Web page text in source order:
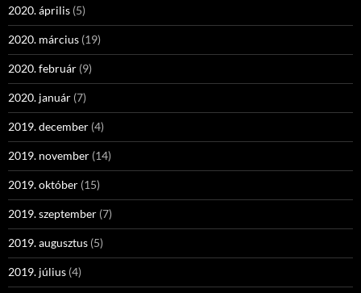
2020. április (5)
2020. március (19)
2020. február (9)
2020. január (7)
2019. december (4)
2019. november (14)
2019. október (15)
2019. szeptember (7)
2019. augusztus (5)
2019. július (4)